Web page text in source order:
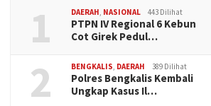
1 DAERAH, NASIONAL 443 Dilihat
PTPN IV Regional 6 Kebun
Cot Girek Pedul…
2 BENGKALIS, DAERAH 389 Dilihat
Polres Bengkalis Kembali
Ungkap Kasus Il…